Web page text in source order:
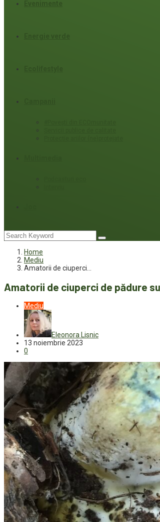
Home
Mediu
Amatorii de ciuperci…
Amatorii de ciuperci de pădure
Mediu
Eleonora Lisnic
13 noiembrie 2023
0